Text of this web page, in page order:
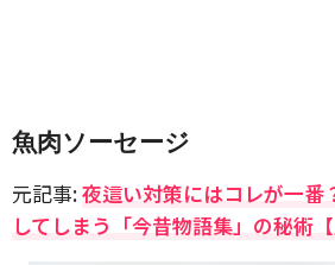
魚肉ソーセージ
元記事:夜這い対策にはコレが一
してしまう「今昔物語集」の秘術【